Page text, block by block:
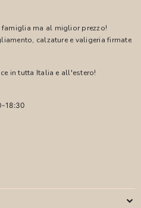
ma al miglior prezzo!
calzature e valigeria firmate
in tutta Italia e all'estero!
18:30